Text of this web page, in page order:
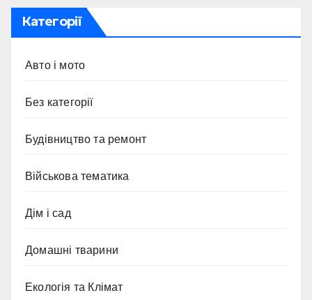
Категорії
Авто і мото
Без категорії
Будівництво та ремонт
Військова тематика
Дім і сад
Домашні тварини
Екологія та Клімат